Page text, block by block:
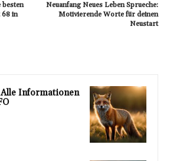
besten
68 in
Neuanfang Neues Leben Sprueche:
Motivierende Worte für deinen
Neustart
Alle Informationen